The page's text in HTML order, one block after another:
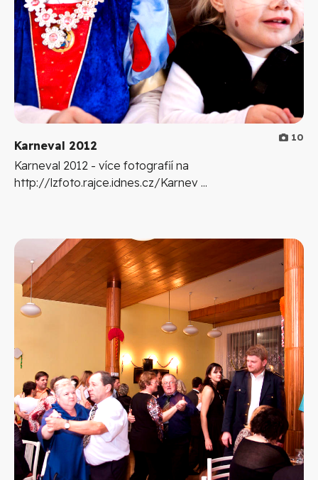
10
Karneval 2012
Karneval 2012 - více fotografií na
http://lzfoto.rajce.idnes.cz/Karnev ...